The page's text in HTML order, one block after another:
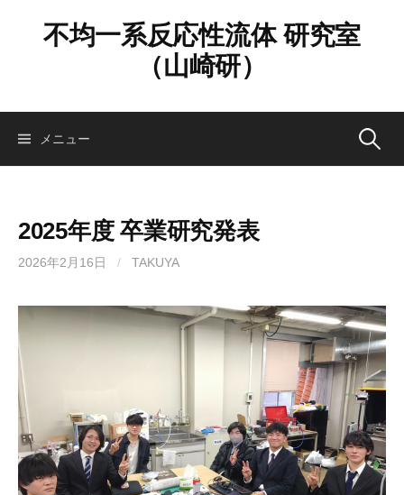
キ
不均一系反応性流体 研究室
（山崎研）
メニュー 検
2025年度 卒業研究発表
2026年2月16日 / TAKUYA